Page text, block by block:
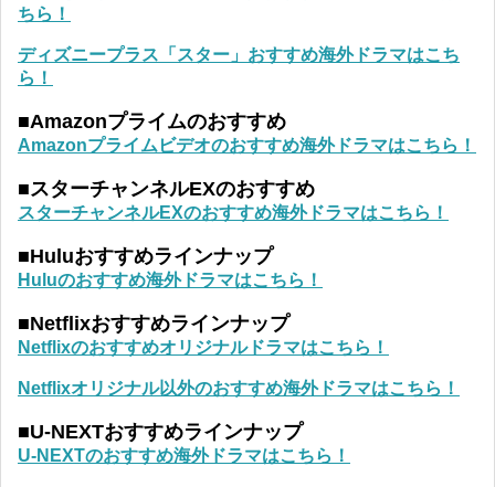
ちら！
ディズニープラス「スター」おすすめ海外ドラマはこち
ら！
■Amazonプライムのおすすめ
Amazonプライムビデオのおすすめ海外ドラマはこちら！
■スターチャンネルEXのおすすめ
スターチャンネルEXのおすすめ海外ドラマはこちら！
■Huluおすすめラインナップ
Huluのおすすめ海外ドラマはこちら！
■Netflixおすすめラインナップ
Netflixのおすすめオリジナルドラマはこちら！
Netflixオリジナル以外のおすすめ海外ドラマはこちら！
■U-NEXTおすすめラインナップ
U-NEXTのおすすめ海外ドラマはこちら！